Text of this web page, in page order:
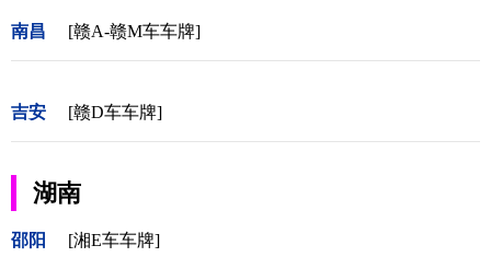
南昌 [赣A-赣M车车牌]
吉安 [赣D车车牌]
湖南
邵阳 [湘E车车牌]